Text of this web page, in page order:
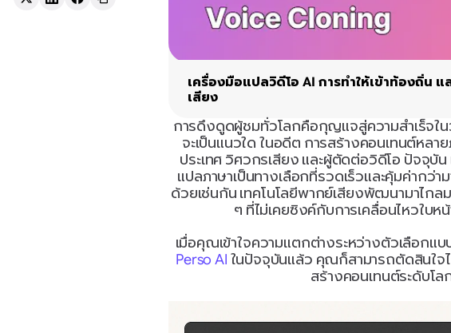
เครื่องมือแปลวิดีโอ AI การทำให้เข้าท้องถิ่น แ
เสียง
การดึงดูดผู้ชมทั่วโลกคือกุญแจสู่ความสำเร็จใ
จะเป็นแนวใด ในอดีต การสร้างคอนเทนต์หล
ประเทศ วิศวกรเสียง และผู้ตัดต่อวิดีโอ ปัจจุบัน
แปลภาษาเป็นทางเลือกที่รวดเร็วและคุ้มค่าก
ด้วยเช่นกัน เทคโนโลยีพากย์เสียงพัฒนามาไก
ๆ ที่ไม่เคยซิงค์กับการเคลื่อนไหวใบ
เมื่อคุณเข้าใจความแตกต่างระหว่างตัวเลือกแ
Perso AI ในปัจจุบันแล้ว คุณก็สามารถตัดสินใจ
สร้างคอนเทนต์ระดับโ